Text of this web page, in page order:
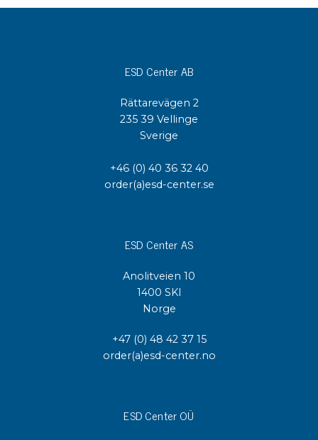
ESD Center AB
Rättarevägen 2
235 39 Vellinge
Sverige
+46 (0) 40 36 32 40
order(a)esd-center.se
ESD Center AS
Anolitveien 10
1400 SKI
Norge
+47 (0) 48 42 37 15
order(a)esd-center.no
ESD Center OÜ